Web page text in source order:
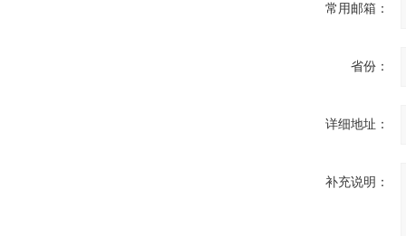
常用邮箱：
省份：
详细地址：
补充说明：